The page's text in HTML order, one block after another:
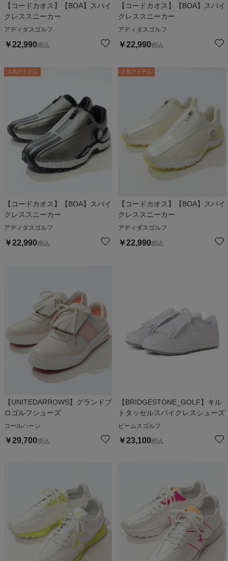
【コードカオス】【BOA】スパイ
クレススニーカー
アディダスゴルフ
￥22,990税込
【コードカオス】【BOA】スパイ
クレススニーカー
アディダスゴルフ
￥22,990税込
人気アイテム
【コードカオス】【BOA】スパイ
クレススニーカー
アディダスゴルフ
￥22,990税込
人気アイテム
【コードカオス】【BOA】スパイ
クレススニーカー
アディダスゴルフ
￥22,990税込
【UNITEDARROWS】グランドプ
ロゴルフシューズ
コールハーン
￥29,700税込
【BRIDGESTONE_GOLF】キル
トタッセルスパイクレスシューズ
ビームスゴルフ
￥23,100税込